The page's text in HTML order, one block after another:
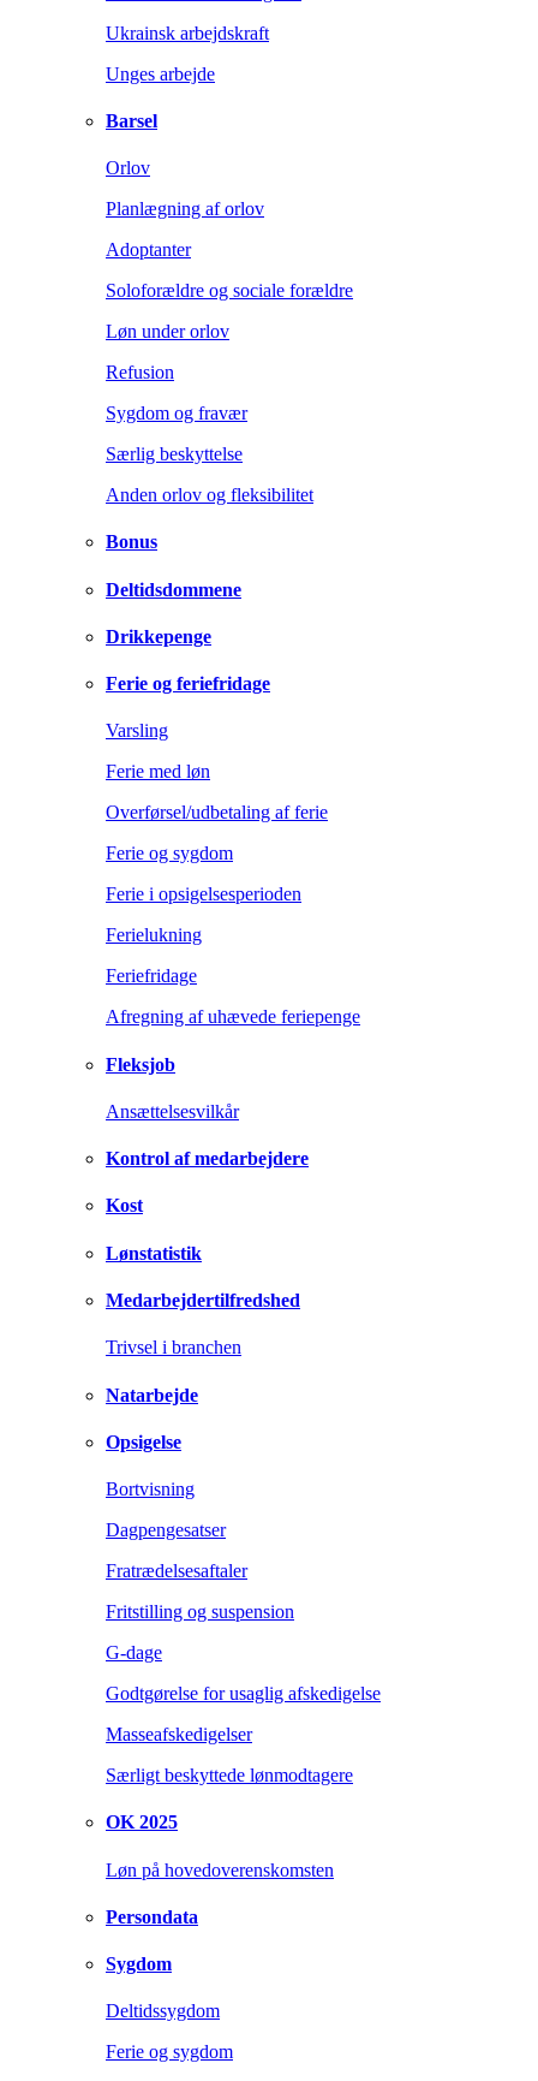
Ukrainsk arbejdskraft
Unges arbejde
Barsel
Orlov
Planlægning af orlov
Adoptanter
Soloforældre og sociale forældre
Løn under orlov
Refusion
Sygdom og fravær
Særlig beskyttelse
Anden orlov og fleksibilitet
Bonus
Deltidsdommene
Drikkepenge
Ferie og feriefridage
Varsling
Ferie med løn
Overførsel/udbetaling af ferie
Ferie og sygdom
Ferie i opsigelsesperioden
Ferielukning
Feriefridage
Afregning af uhævede feriepenge
Fleksjob
Ansættelsesvilkår
Kontrol af medarbejdere
Kost
Lønstatistik
Medarbejdertilfredshed
Trivsel i branchen
Natarbejde
Opsigelse
Bortvisning
Dagpengesatser
Fratrædelsesaftaler
Fritstilling og suspension
G-dage
Godtgørelse for usaglig afskedigelse
Masseafskedigelser
Særligt beskyttede lønmodtagere
OK 2025
Løn på hovedoverenskomsten
Persondata
Sygdom
Deltidssygdom
Ferie og sygdom